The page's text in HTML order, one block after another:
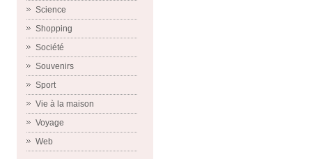
Science
Shopping
Société
Souvenirs
Sport
Vie à la maison
Voyage
Web